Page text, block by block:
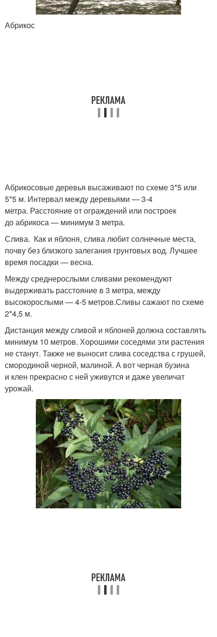
Абрикос
Абрикосовые деревья высаживают по схеме 3*5 или
5*5 м. Интервал между деревьями — 3-4
метра. Расстояние от ограждений или построек
до абрикоса — минимум 3 метра.
Слива. Как и яблоня, слива любит солнечные места,
почву без близкого залегания грунтовых вод. Лучшее
время посадки — весна.
Между среднерослыми сливами рекомендуют
выдерживать расстояние в 3 метра, между
высокорослыми — 4-5 метров.Сливы сажают по схеме
2*4,5 м.
Дистанция между сливой и яблоней должна составлять
минимум 10 метров. Хорошими соседями эти растения
не станут. Также не выносит слива соседства с грушей,
смородиной черной, малиной. А вот черная бузина
и клен прекрасно с ней уживутся и даже увеличат
урожай.